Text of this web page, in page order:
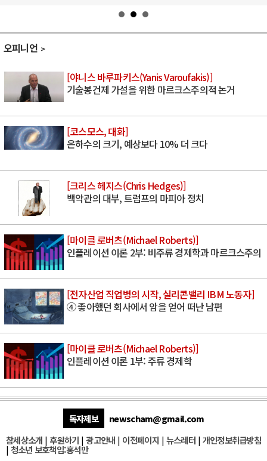
오피니언
[야니스 바루파키스(Yanis Varoufakis)]
기술봉건제 가설을 위한 마르크스주의적 논거
[코스모스, 대화]
은하수의 크기, 예상보다 10% 더 크다
[크리스 헤지스(Chris Hedges)]
백악관의 대부, 트럼프의 마피아 정치
[마이클 로버츠(Michael Roberts)]
인플레이션 이론 2부: 비주류 경제학과 마르크스주의
[전자산업 직업병의 시작, 실리콘밸리 IBM 노동자]
④ 좋아했던 회사에서 암을 얻어 떠난 남편
[마이클 로버츠(Michael Roberts)]
인플레이션 이론 1부: 주류 경제학
독자제보
newscham@gmail.com
참세상소개 | 후원하기 |광고안내 | 이전페이지 | 뉴스레터| 개인정보취급방침
| 청소년 보호책임:홍석만